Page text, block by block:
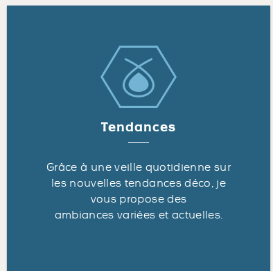
Tendances
Grâce à une veille quotidienne sur
les nouvelles tendances déco, je
vous propose des
ambiances variées et actuelles.